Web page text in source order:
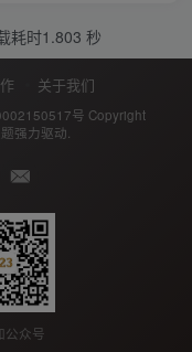
耗时1.803 秒
关于我们
号 Copyright
强力驱动.
公众号